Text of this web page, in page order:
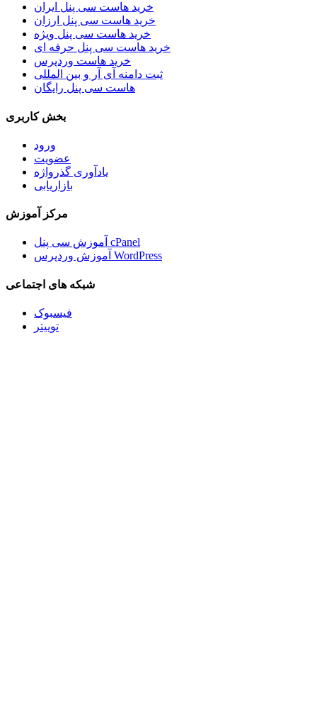
خرید هاست سی پنل ایران
خرید هاست سی پنل ارزان
خرید هاست سی پنل ویژه
خرید هاست سی پنل حرفه ای
خرید هاست وردپرس
ثبت دامنه آی آر و بین المللی
هاست سی پنل رایگان
بخش کاربری
ورود
عضویت
یادآوری گذرواژه
بازاریابی
مرکز آموزش
آموزش سی پنل cPanel
آموزش وردپرس WordPress
شبکه های اجتماعی
فیسبوک
توییتر